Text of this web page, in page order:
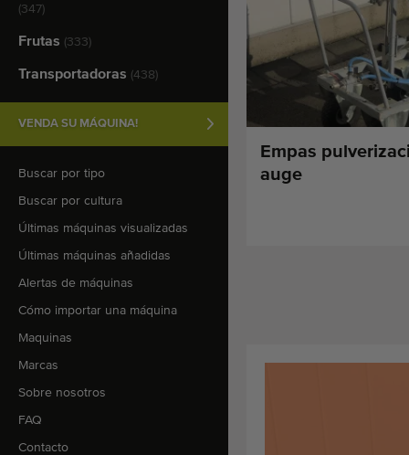
(347)
Frutas (333)
Transportadoras (438)
VENDA SU MÁQUINA!
Buscar por tipo
Buscar por cultura
Últimas máquinas visualizadas
Últimas máquinas añadidas
Alertas de máquinas
Cómo importar una máquina
Maquinas
Marcas
Sobre nosotros
FAQ
Contacto
Empas
auge